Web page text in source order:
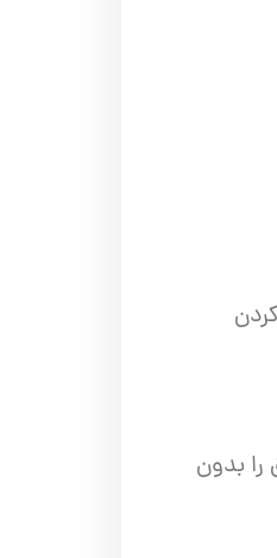
کردن
را بدون